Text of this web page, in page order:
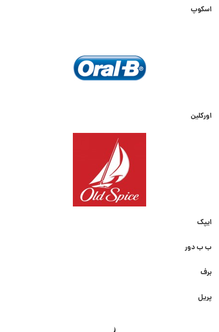
اسکوپ
اورکلین
ایپک
ب ب دور
برف
پریل